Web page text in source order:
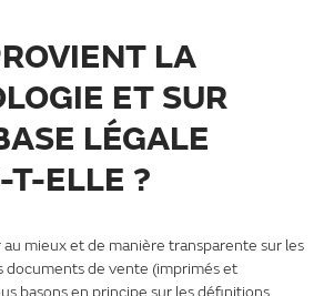
LA
ET SUR
LÉGALE
T-ELLE ?
mieux et de manière transparente sur les
documents de vente (imprimés et
basons en principe sur les définitions